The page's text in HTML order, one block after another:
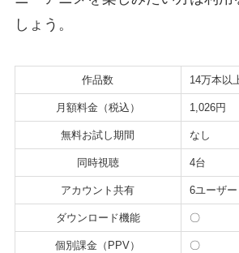
しょう。
作品数 14万本以
月額料金（税込） 1,026円
無料お試し期間 なし
同時視聴 4台
アカウント共有 6ユーザー
ダウンロード機能 〇
個別課金（PPV） 〇